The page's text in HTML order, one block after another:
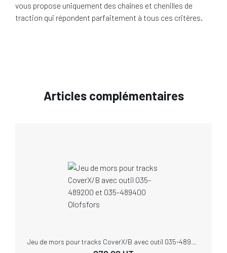
vous propose uniquement des chaînes et chenilles de
traction qui répondent parfaitement à tous ces critères.
Articles complémentaires